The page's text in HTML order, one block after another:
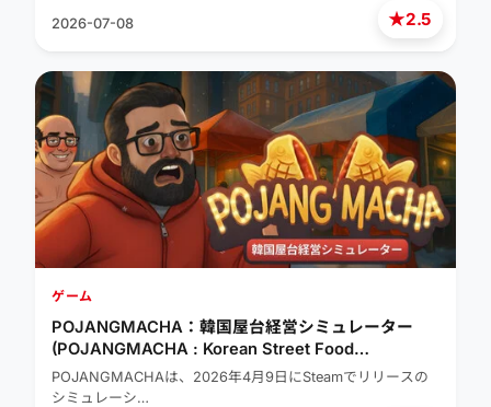
★2.5
2026-07-08
ゲーム
POJANGMACHA：韓国屋台経営シミュレーター
(POJANGMACHA : Korean Street Food
Management Simulator)
POJANGMACHAは、2026年4月9日にSteamでリリースの
シミュレーシ…